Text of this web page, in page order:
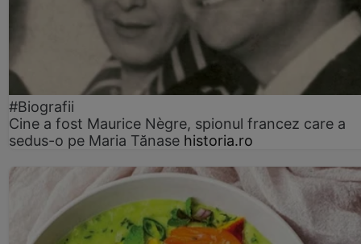
#Biografii
Cine a fost Maurice Nègre, spionul francez care a
sedus-o pe Maria Tănase historia.ro